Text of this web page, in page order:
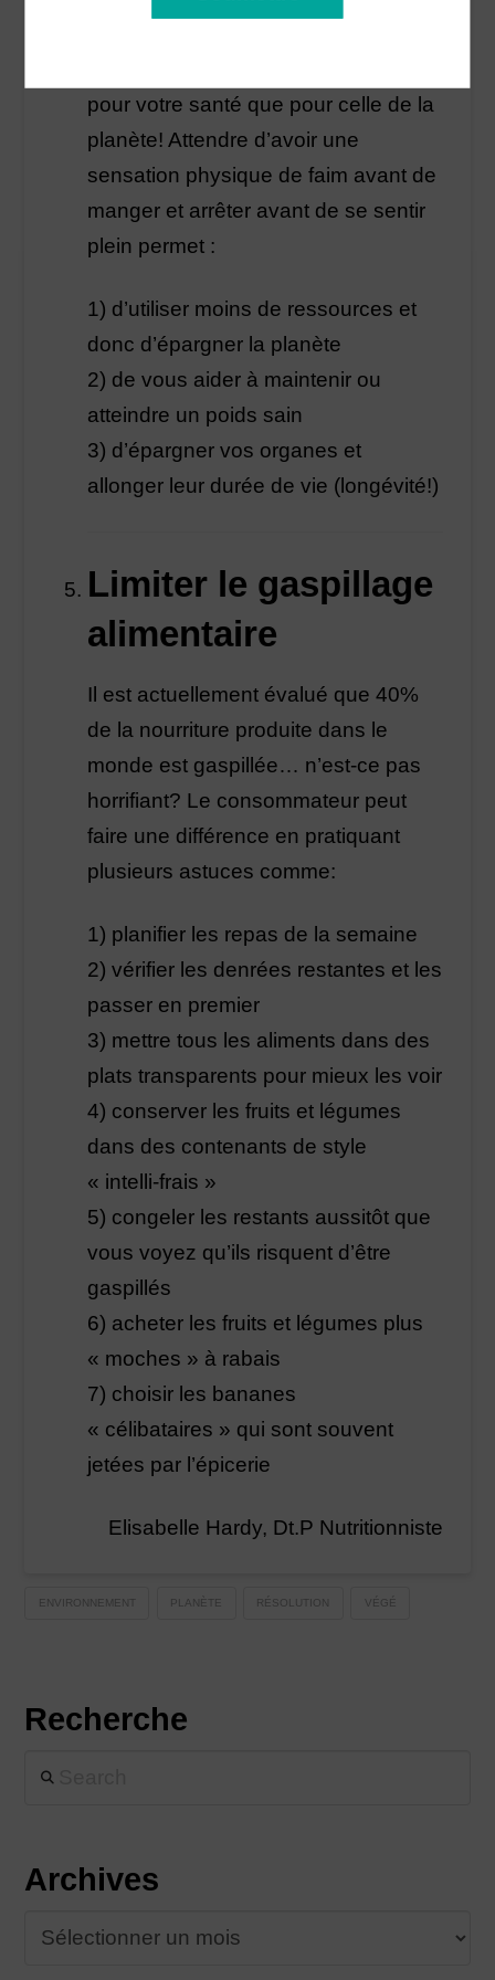
sa satiété
pour votre santé que pour celle de la
planète! Attendre d’avoir une
sensation physique de faim avant de
manger et arrêter avant de se sentir
plein permet :
1) d’utiliser moins de ressources et
donc d’épargner la planète
2) de vous aider à maintenir ou
atteindre un poids sain
3) d’épargner vos organes et
allonger leur durée de vie (longévité!)
Limiter le gaspillage
alimentaire
Il est actuellement évalué que 40%
de la nourriture produite dans le
monde est gaspillée… n’est-ce pas
horrifiant? Le consommateur peut
faire une différence en pratiquant
plusieurs astuces comme:
1) planifier les repas de la semaine
2) vérifier les denrées restantes et les
passer en premier
3) mettre tous les aliments dans des
plats transparents pour mieux les voir
4) conserver les fruits et légumes
dans des contenants de style
« intelli-frais »
5) congeler les restants aussitôt que
vous voyez qu’ils risquent d’être
gaspillés
6) acheter les fruits et légumes plus
« moches » à rabais
7) choisir les bananes
« célibataires » qui sont souvent
jetées par l’épicerie
Elisabelle Hardy, Dt.P Nutritionniste
ENVIRONNEMENT PLANÈTE RÉSOLUTION VÉGÉ
Recherche
Search
Archives
Archives